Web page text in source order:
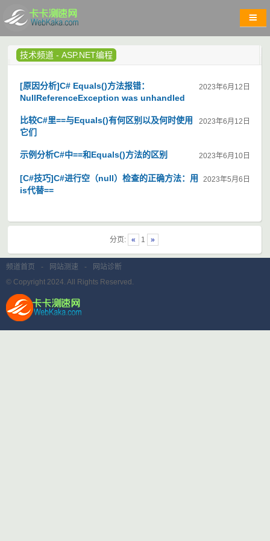
技术频道 -ASP.NET编程
2023年6月12日
[原因分析]C# Equals()方法报错：
NullReferenceException was unhandled
2023年6月12日
比较C#里==与Equals()有何区别以及何时使用
它们
2023年6月10日
示例分析C#中==和Equals()方法的区别
2023年5月6日
[C#技巧]C#进行空（null）检查的正确方法：用
is代替==
分页: « 1 »
频道首页 - 网站测速 -
网站诊断
© Copyright 2024. All Rights Reserved.